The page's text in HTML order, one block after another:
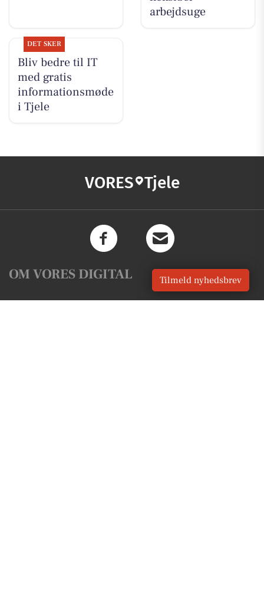
arbejdsuge
DET SKER
Bliv bedre til IT
med gratis
informationsmøde
i Tjele
VORES Tjele
OM VORES DIGITAL Tilmeld nyhedsbrev